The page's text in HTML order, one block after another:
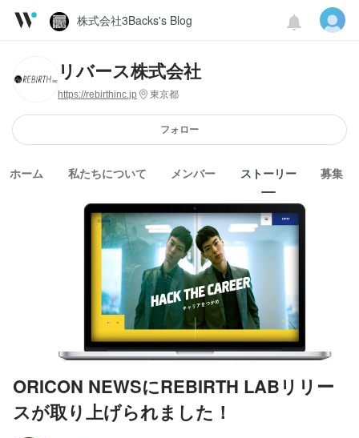
株式会社3Backs's Blog
リバース株式会社
https://rebirthinc.jp 東京都
フォロー
ホーム 私たちについて メンバー ストーリー 募集
ORICON NEWSにREBIRTH LABリリー
スが取り上げられました！